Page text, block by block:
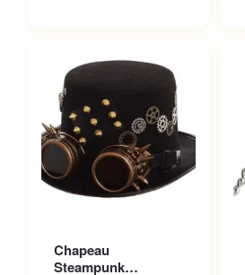
Chapeau
Steampunk
variations. Les options